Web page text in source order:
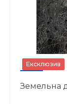
Ексклюзив
Земельна